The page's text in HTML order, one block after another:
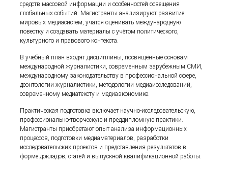
средств массовой информации и особенностей освещения
глобальных событий. Магистранты анализируют развитие
мировых медиасистем, учатся оценивать международную
повестку и создавать материалы с учётом политического,
культурного и правового контекста.
В учебный план входят дисциплины, посвящённые основам
международной журналистики, современным зарубежным СМИ,
международному законодательству в профессиональной сфере,
деонтологии журналистики, методологии медиаисследований,
современному медиатексту и медиаэкономике.
Практическая подготовка включает научно-исследовательскую,
профессионально-творческую и преддипломную практики.
Магистранты приобретают опыт анализа информационных
процессов, подготовки медиаматериалов, разработки
исследовательских проектов и представления результатов в
форме докладов, статей и выпускной квалификационной работы.